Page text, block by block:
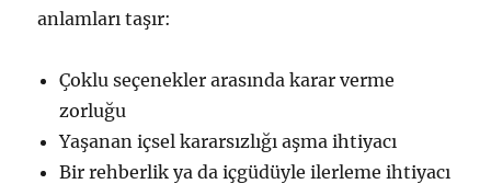
anlamları taşır:
Çoklu seçenekler arasında karar verme
zorluğu
Yaşanan içsel kararsızlığı aşma ihtiyacı
Bir rehberlik ya da içgüdüyle ilerleme ihtiyacı